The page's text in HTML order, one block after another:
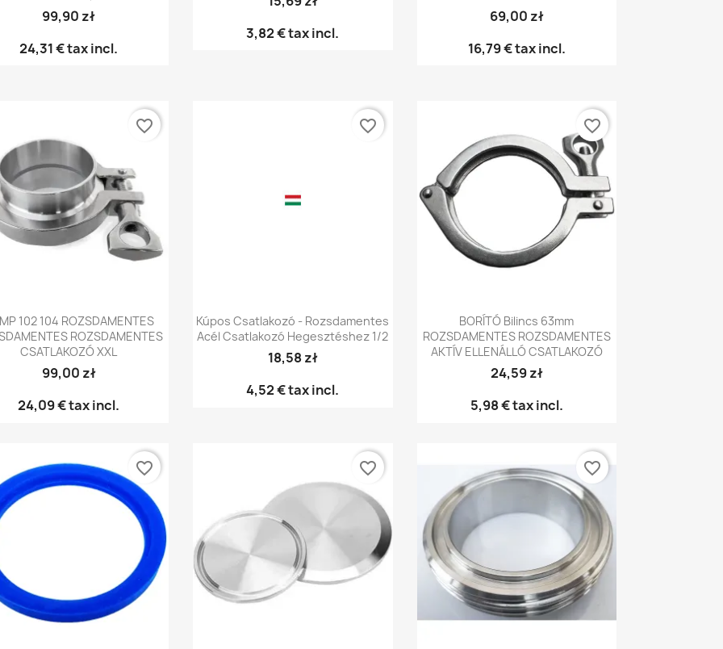
99,90 zł
24,31 €tax incl.
3,82 €tax incl.
69,00 zł
16,79 €tax incl.
Előnézet
102 104 ROZSDAMENTES
ROZSDAMENTES
CSATLAKOZÓ XXL
99,00 zł
24,09 €tax incl.
favorite_border
Előnézet
Kúpos Csatlakozó - Rozsdamentes
Acél Csatlakozó Hegesztéshez 1/2
18,58 zł
4,52 €tax incl.
favorite_border
Előnézet
BORÍTÓ Bilincs 63mm
ROZSDAMENTES ROZSDAMENTES
AKTÍV ELLENÁLLÓ CSATLAKOZÓ
24,59 zł
5,98 €tax incl.
favorite_border
favorite_border favorite_border favorite_border